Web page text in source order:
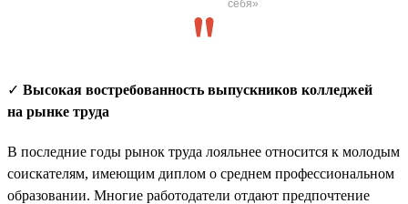
себя»
✓ Высокая востребованность выпускников колледжей
на рынке труда
В последние годы рынок труда лояльнее относится к молодым
соискателям, имеющим диплом о среднем профессиональном
образовании. Многие работодатели отдают предпочтение